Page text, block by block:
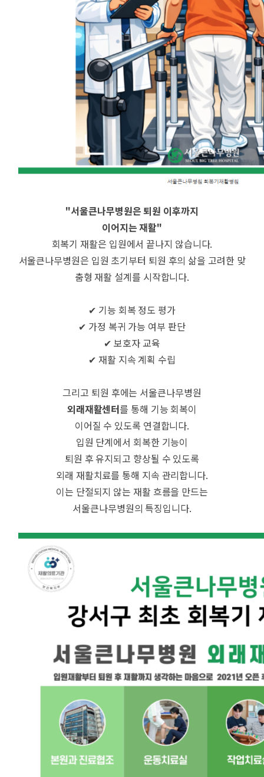
"서울큰나무병원은 퇴원 이후까지
이어지는 재활"
회복기 재활은 입원에서 끝나지 않습니다.
서울큰나무병원은 입원 초기부터 퇴원 후의 삶을 고려한 맞
춤형 재활 설계를 시작합니다.
✔ 기능 회복 정도 평가
✔ 가정 복귀 가능 여부 판단
✔ 보호자 교육
✔ 재활 지속 계획 수립
그리고 퇴원 후에는 서울큰나무병원
외래재활센터를 통해 기능 회복이
이어질 수 있도록 연결합니다.
​입원 단계에서 회복한 기능이
퇴원 후 유지되고 향상될 수 있도록
외래 재활치료를 통해 지속 관리합니다.
이는 단절되지 않는 재활 흐름을 만드는
서울큰나무병원의 특징입니다.